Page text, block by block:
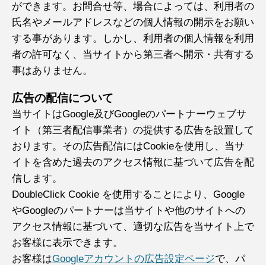
ができます。お問合せ等、場合によっては、利用者の
氏名やメールアドレスなどの個人情報の開示をお願い
する事があります。しかし、利用者の個人情報を利用
者の許可なく、当サイトから第三者へ開示・共有する
事はありません。
広告の配信について
当サイトはGoogle及びGoogleのパートナーウェブサ
イト（第三者配信事業者）の提供する広告を設置して
おります。その広告配信にはCookieを使用し、当サ
イトを含めた過去のアクセス情報に基づいて広告を配
信します。
DoubleClick Cookie を使用することにより、Google
やGoogleのパートナーは当サイトや他のサイトへの
アクセス情報に基づいて、適切な広告を当サイト上で
お客様に表示できます。
お客様はGoogleアカウントの広告設定ページで、パ